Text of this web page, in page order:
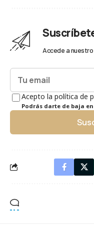
Accede a
Acepto la política de
Podrás darte de baja